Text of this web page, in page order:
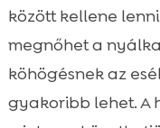
között kellene
megnőhet a
köhögésnek az
gyakoribb lehet. A